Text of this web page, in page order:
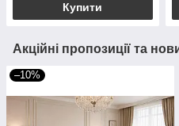
Купити
Акційні пропозиції та
–10%